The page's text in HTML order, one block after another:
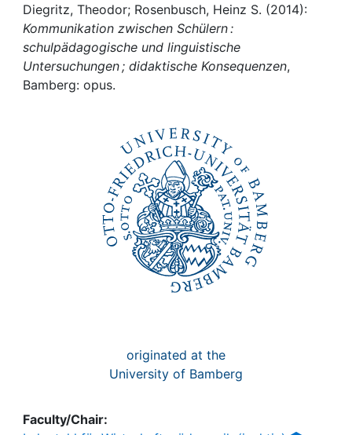
My FIS
Help
Diegritz, Theodor; Rosenbusch, Heinz S. (2014):
Kommunikation zwischen Schülern :
schulpädagogische und linguistische
Untersuchungen ; didaktische Konsequenzen,
Bamberg: opus.
originated at the
University of Bamberg
Faculty/Chair: